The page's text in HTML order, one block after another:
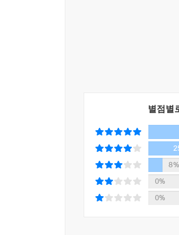
우리가 누리던 일상의 공
공간의 효율성에도 관심이
온라인 수업과 재택근무,
수 있을 것으로 보이지만,
스스로 경쟁력을 갖춰야
모습을 만들어야 한다는
색깔을 만들어 낼 때 그곳
별점별
8%
0%
0%